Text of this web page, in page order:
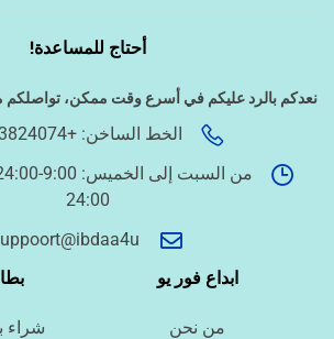
أحتاج للمساعدة!
نعدكم بالرد عليكم في أسرع وقت ممكن،تواصلكم
الخط الساخن: +966543824074
24:00
suppoort@ibdaa4u
ابداع فور يو
من نحن
شراء
تصميم فيديو/صورة/كتابة محتوى
دراسة الجدوى وخطط المشاريع